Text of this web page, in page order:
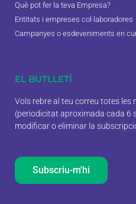
Què pot fer la teva Empresa?
Entitats i empreses col·laboradores
Campanyes o esdeveniments en
EL BUTLLETÍ
Vols rebre al teu correu totes les
(periodicitat aproximada cada 6
modificar o eliminar la
Subscriu-m'hi